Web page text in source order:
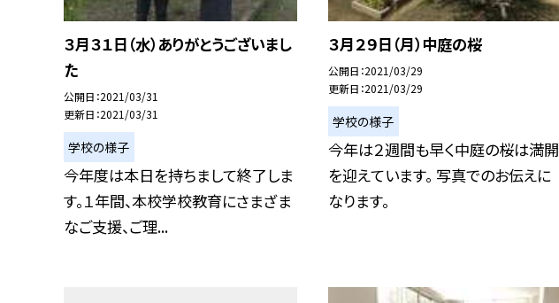
３月３１日（水）ありがとうございまし
た
公開日 2021/03/31
更新日 2021/03/31
学校の様子
今年度は本日を持ちまして終了しま
す。１年間、本校学校教育にさまざま
なご支援、ご理...
３月２９日（月）中庭の桜
公開日 2021/03/29
更新日 2021/03/29
学校の様子
今年は２週間も早く中庭の桜は満開
を迎えています。 写真でのお伝えに
なります。